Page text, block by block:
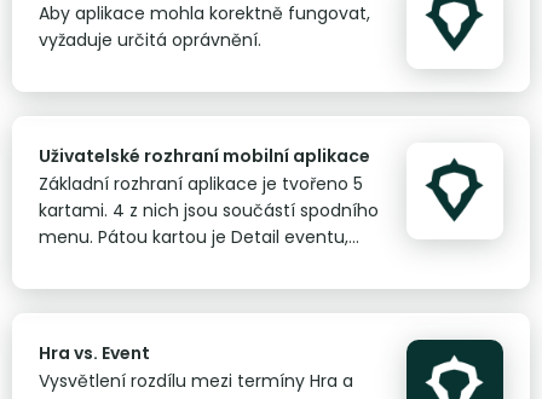
Aby aplikace mohla korektně fungovat,
vyžaduje určitá oprávnění.
Uživatelské rozhraní mobilní aplikace
Základní rozhraní aplikace je tvořeno 5
kartami. 4 z nich jsou součástí spodního
menu. Pátou kartou je Detail eventu,
eventu.
Hra vs. Event
Vysvětlení rozdílu mezi termíny Hra a